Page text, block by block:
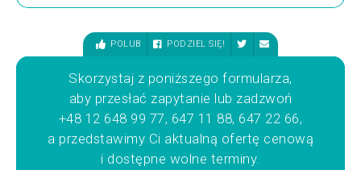
POLUB PODZIEL SIĘ!
Skorzystaj z poniższego formularza,
aby przesłać zapytanie lub zadzwoń
+48 12 648 99 77, 647 11 88, 647 22 66,
a przedstawimy Ci aktualną ofertę cenową
i dostępne wolne terminy.